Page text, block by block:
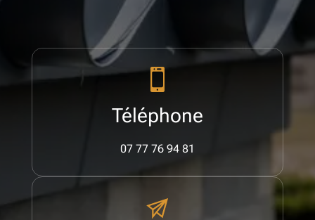
Téléphone
07 77 76 94 81